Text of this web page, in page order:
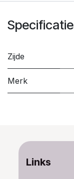
Zijde
Merk
Links